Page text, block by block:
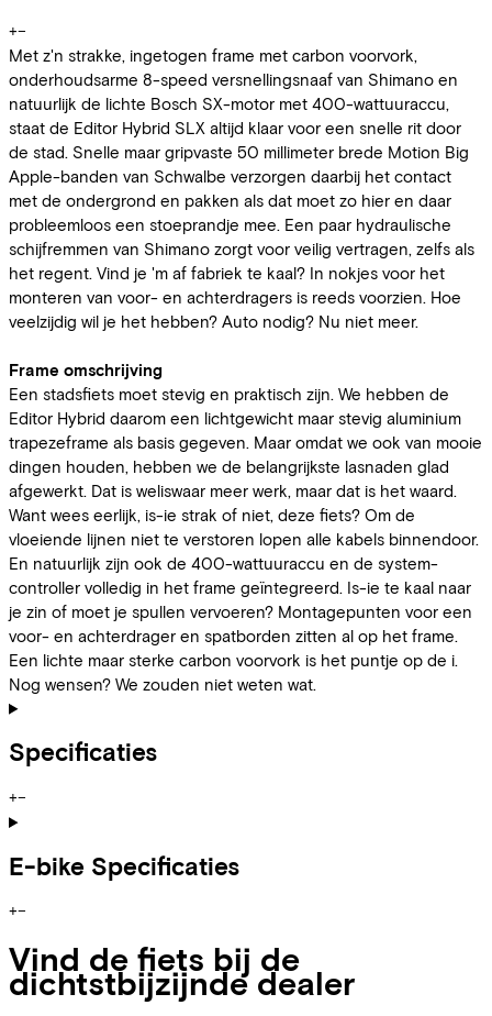
+−
Met z'n strakke, ingetogen frame met carbon voorvork,
onderhoudsarme 8-speed versnellingsnaaf van Shimano en
natuurlijk de lichte Bosch SX-motor met 400-wattuuraccu,
staat de Editor Hybrid SLX altijd klaar voor een snelle rit door
de stad. Snelle maar gripvaste 50 millimeter brede Motion Big
Apple-banden van Schwalbe verzorgen daarbij het contact
met de ondergrond en pakken als dat moet zo hier en daar
probleemloos een stoeprandje mee. Een paar hydraulische
schijfremmen van Shimano zorgt voor veilig vertragen, zelfs als
het regent. Vind je 'm af fabriek te kaal? In nokjes voor het
monteren van voor- en achterdragers is reeds voorzien. Hoe
veelzijdig wil je het hebben? Auto nodig? Nu niet meer.
Frame omschrijving
Een stadsfiets moet stevig en praktisch zijn. We hebben de
Editor Hybrid daarom een lichtgewicht maar stevig aluminium
trapezeframe als basis gegeven. Maar omdat we ook van mooie
dingen houden, hebben we de belangrijkste lasnaden glad
afgewerkt. Dat is weliswaar meer werk, maar dat is het waard.
Want wees eerlijk, is-ie strak of niet, deze fiets? Om de
vloeiende lijnen niet te verstoren lopen alle kabels binnendoor.
En natuurlijk zijn ook de 400-wattuuraccu en de system-
controller volledig in het frame geïntegreerd. Is-ie te kaal naar
je zin of moet je spullen vervoeren? Montagepunten voor een
voor- en achterdrager en spatborden zitten al op het frame.
Een lichte maar sterke carbon voorvork is het puntje op de i.
Nog wensen? We zouden niet weten wat.
Specificaties
+−
E-bike Specificaties
+−
Vind de fiets bij de
dichtstbijzijnde dealer